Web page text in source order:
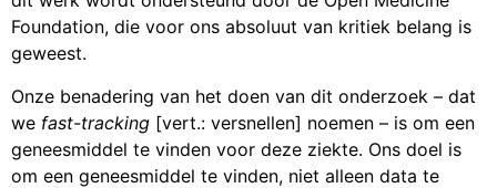
Foundation, die voor ons absoluut van kritiek belang is
geweest.
Onze benadering van het doen van dit onderzoek – dat
we fast-tracking [vert.: versnellen] noemen – is om een
geneesmiddel te vinden voor deze ziekte. Ons doel is
om een geneesmiddel te vinden, niet alleen data te